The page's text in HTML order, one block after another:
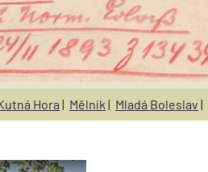
Hora | Mělník | Mladá Boleslav |